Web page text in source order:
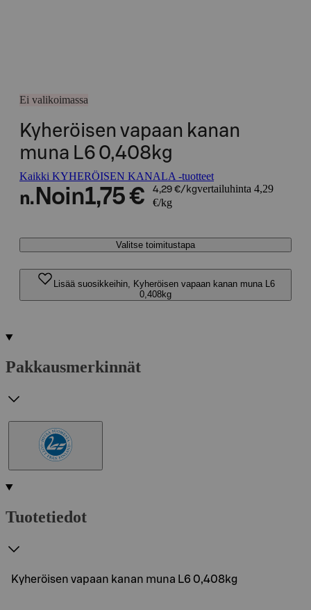
Ei valikoimassa
Kyheröisen vapaan kanan
muna L6 0,408kg
Kaikki KYHERÖISEN KANALA -tuotteet
n. Noin1,75 € 4,29 €/kgvertailuhinta 4,29
€/kg
Valitse toimitustapa
Lisää suosikkeihin, Kyheröisen vapaan kanan muna L6
0,408kg
Pakkausmerkinnät
Tuotetiedot
Kyheröisen vapaan kanan muna L6 0,408kg